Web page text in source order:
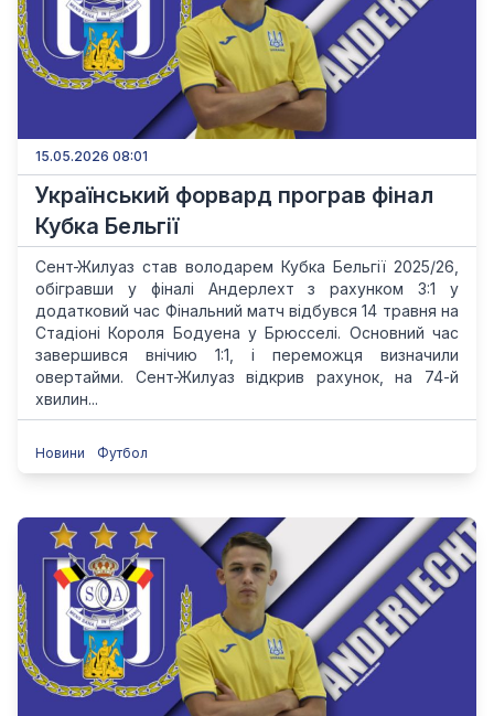
15.05.2026 08:01
Український форвард програв фінал
Кубка Бельгії
Сент-Жилуаз став володарем Кубка Бельгії 2025/26,
обігравши у фіналі Андерлехт з рахунком 3:1 у
додатковий час Фінальний матч відбувся 14 травня на
Стадіоні Короля Бодуена у Брюсселі. Основний час
завершився внічию 1:1, і переможця визначили
овертайми. Сент-Жилуаз відкрив рахунок, на 74-й
хвилин...
Новини Футбол